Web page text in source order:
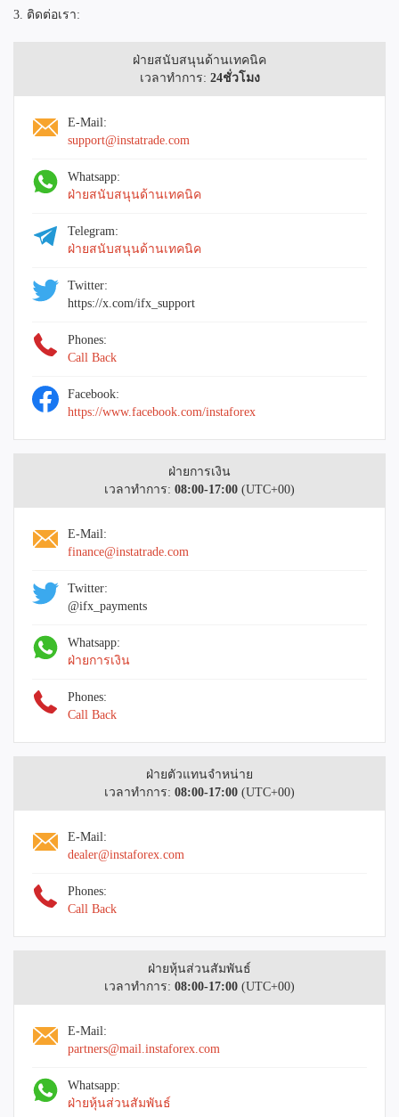
3. ติดต่อเรา:
ฝ่ายสนับสนุนด้านเทคนิค
เวลาทำการ: 24ชั่วโมง
E-Mail:
support@instatrade.com
Whatsapp:
ฝ่ายสนับสนุนด้านเทคนิค
Telegram:
ฝ่ายสนับสนุนด้านเทคนิค
Twitter:
https://x.com/ifx_support
Phones:
Call Back
Facebook:
https://www.facebook.com/instaforex
ฝ่ายการเงิน
เวลาทำการ: 08:00-17:00 (UTC+00)
E-Mail:
finance@instatrade.com
Twitter:
@ifx_payments
Whatsapp:
ฝ่ายการเงิน
Phones:
Call Back
ฝ่ายตัวแทนจำหน่าย
เวลาทำการ: 08:00-17:00 (UTC+00)
E-Mail:
dealer@instaforex.com
Phones:
Call Back
ฝ่ายหุ้นส่วนสัมพันธ์
เวลาทำการ: 08:00-17:00 (UTC+00)
E-Mail:
partners@mail.instaforex.com
Whatsapp:
ฝ่ายหุ้นส่วนสัมพันธ์